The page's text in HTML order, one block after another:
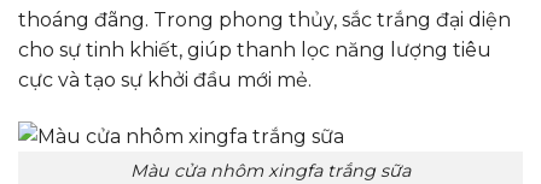
thoáng đãng. Trong phong thủy, sắc trắng đại diện
cho sự tinh khiết, giúp thanh lọc năng lượng tiêu
cực và tạo sự khởi đầu mới mẻ.
Màu cửa nhôm xingfa trắng sữa